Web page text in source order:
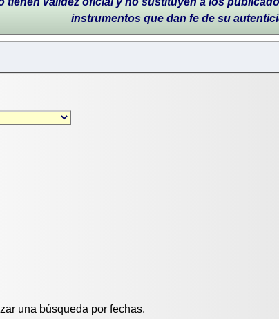
instrumentos que dan fe de su
una búsqueda por fechas.